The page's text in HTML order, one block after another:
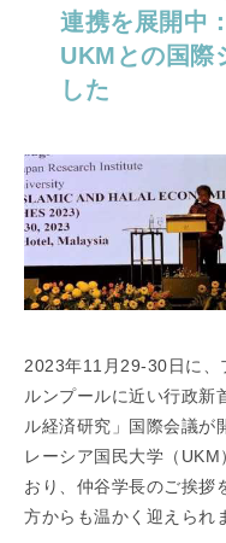
連携を展開中
UKMとの国際
した
2023年11月29-30日に、
ルンプールに近い行政新
ル経済研究」国際会議が
レーシア国民大学（
おり、仲谷学長のご挨拶
方からも温かく迎えられ